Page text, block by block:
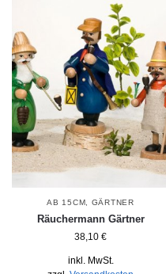
AB 15CM GÄRTNER
Räuchermann Gärtner
38,10 €
inkl. MwSt.